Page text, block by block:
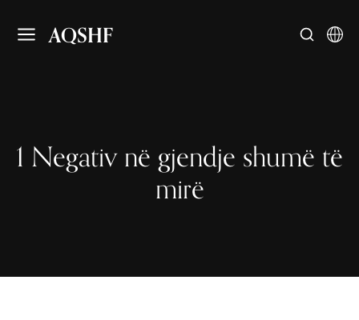
AQSHF
1 Negativ në gjendje shumë të
mirë